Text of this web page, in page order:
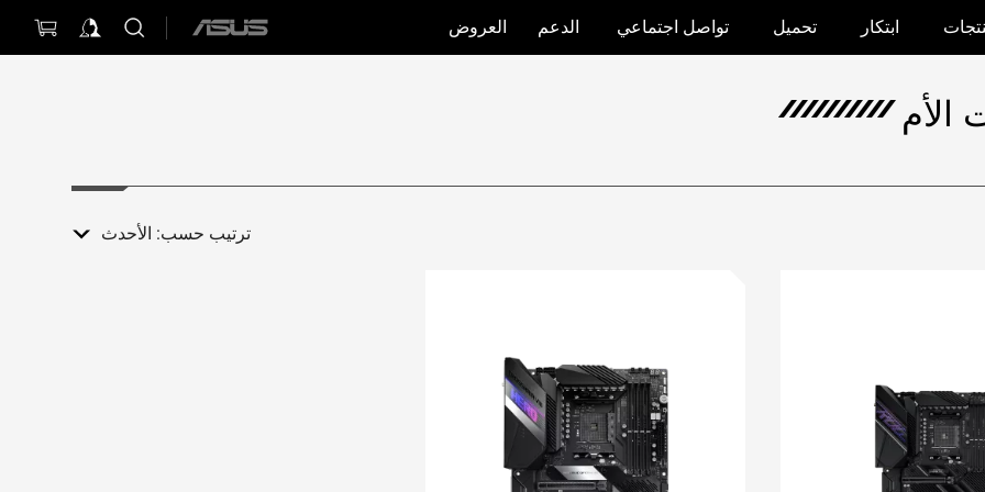
ابتكار تحميل تواصل اجتماعي الدعم العروض
ASUS
ترتيب حسب: الأحدث